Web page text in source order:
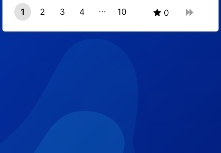
1 2 3
4
10 0